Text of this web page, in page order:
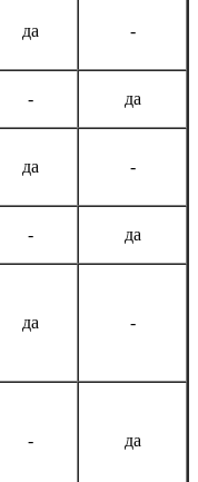
да -
- да
да -
- да
да -
- да